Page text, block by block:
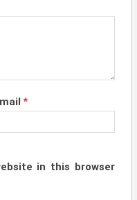
*
in this browser